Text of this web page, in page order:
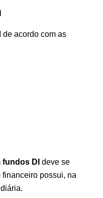
de acordo com as
DI deve se
possui, na